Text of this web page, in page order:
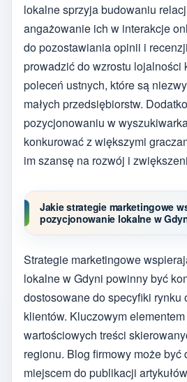
lokalne sprzyja budowaniu
angażowanie ich w interakcje
do pozostawiania opinii i
prowadzić do wzrostu lojalności
poleceń ustnych, które są
małych przedsiębiorstw.
pozycjonowaniu w
konkurować z większymi
im szansę na rozwój i
Jakie strategie marketingowe
pozycjonowanie lokalne w
Strategie marketingowe
lokalne w Gdyni powinny być
dostosowane do specyfiki rynku
klientów. Kluczowym
wartościowych treści
regionu. Blog firmowy może być
miejscem do publikacji